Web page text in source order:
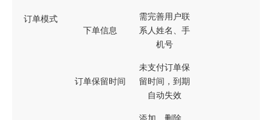
订单模式
下单信息
需完善用户联
系人姓名、手
机号
订单保留时间
未支付订单保
留时间，到期
自动失效